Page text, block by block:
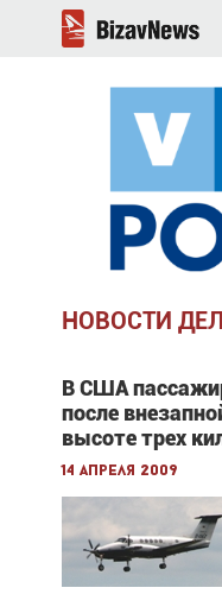
НОВОСТИ
В США
после
высоте трех
14 апреля 2009